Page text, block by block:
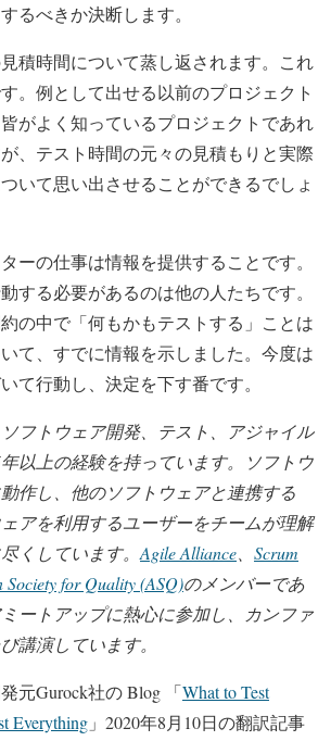
るべきか決断します。
積時間について蒸し返されます。これ
。例として出せる以前のプロジェクト
がよく知っているプロジェクトであれ
、テスト時間の元々の見積もりと実際
いて思い出させることができるでしょ
ーの仕事は情報を提供することです。
する必要があるのは他の人たちです。
の中で「何もかもテストする」ことは
て、すでに情報を示しました。今度は
て行動し、決定を下す番です。
ソフトウェア開発、テスト、アジャイル
以上の経験を持っています。ソフトウ
作し、他のソフトウェアと連携する
アを利用するユーザーをチームが理解
くしています。 Agile Alliance、 Scrum
Society for Quality (ASQ)のメンバーであ
ートアップに熱心に参加し、カンファ
講演しています。
元Gurock社の Blog 「What to Test
Everything 」2020年8月10日の翻訳記事